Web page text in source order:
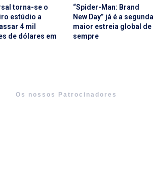
torna-se o
estúdio a
4 mil
de dólares em
“Spider-Man: Brand
New Day” já é a segunda
maior estreia global de
sempre
Os nossos Patrocinadores